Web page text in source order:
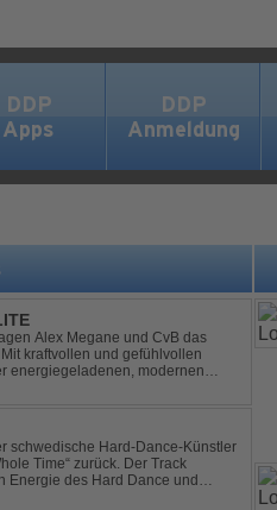
DDP
Apps
DDP
Anmeldung
Alex Megane und CvB das
kraftvollen und gefühlvollen
energiegeladenen, modernen
schwedische Hard-Dance-Künstler
Time“ zurück. Der Track
Energie des Hard Dance und